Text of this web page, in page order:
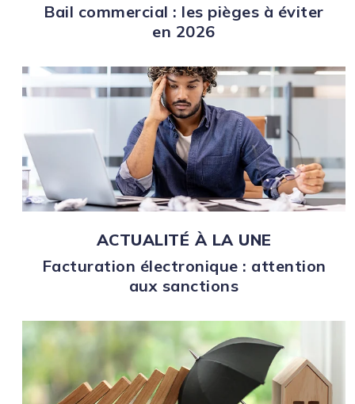
Bail commercial : les pièges à éviter
en 2026
ACTUALITÉ À LA UNE
Facturation électronique : attention
aux sanctions